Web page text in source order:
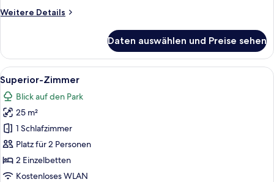
Weitere Details
Weitere
Suite,
Terrasse
Daten auswählen und Preise sehen
Alle
Fotos
für
Superior-
Zimmer
anzeigen
Ein modernes Hotelzimmer mit
5
Superior-Zimmer
Blick auf den Park
25 m²
1 Schlafzimmer
Platz für 2 Personen
2 Einzelbetten
Kostenloses WLAN